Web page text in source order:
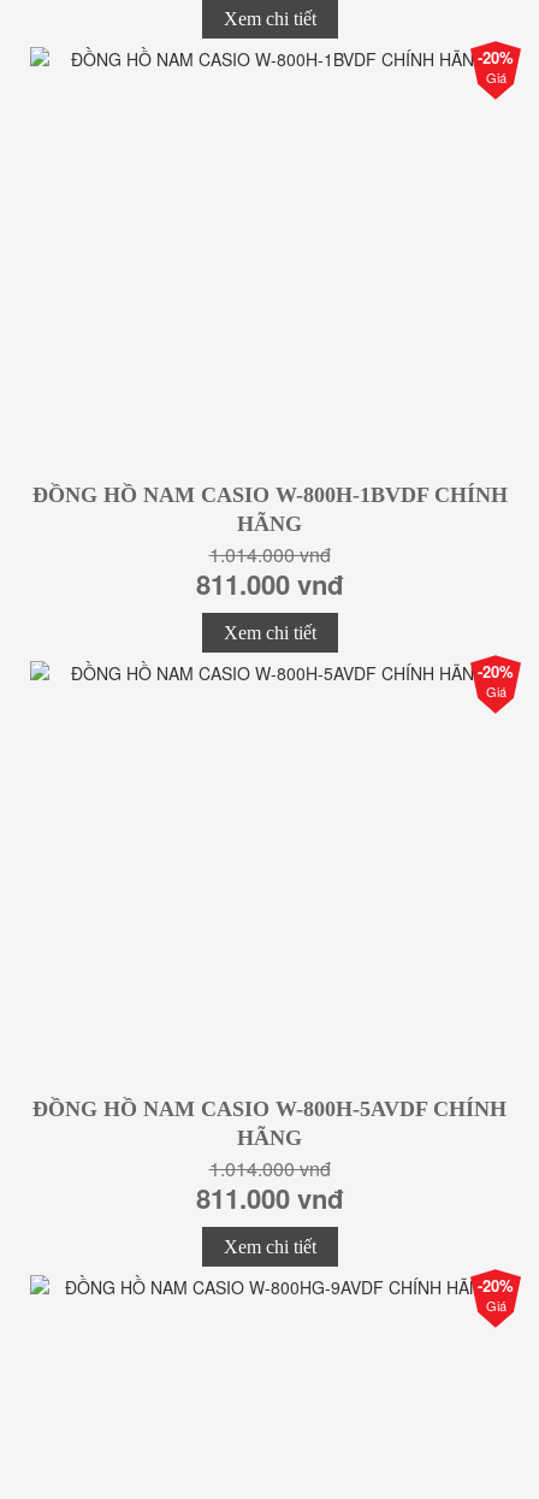
Xem chi tiết
-20%
Giá
ĐỒNG HỒ NAM CASIO W-800H-1BVDF CHÍNH
HÃNG
1.014.000 vnđ
811.000 vnđ
Xem chi tiết
-20%
Giá
ĐỒNG HỒ NAM CASIO W-800H-5AVDF CHÍNH
HÃNG
1.014.000 vnđ
811.000 vnđ
Xem chi tiết
-20%
Giá